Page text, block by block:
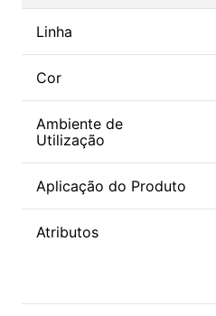
Linha
Cor
Ambiente de
Utilização
Aplicação do Produto
Atributos